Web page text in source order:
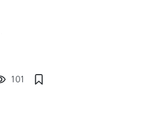
101